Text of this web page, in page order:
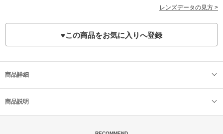
レンズデータの見方 >
♥この商品をお気に入りへ登録
商品詳細
商品説明